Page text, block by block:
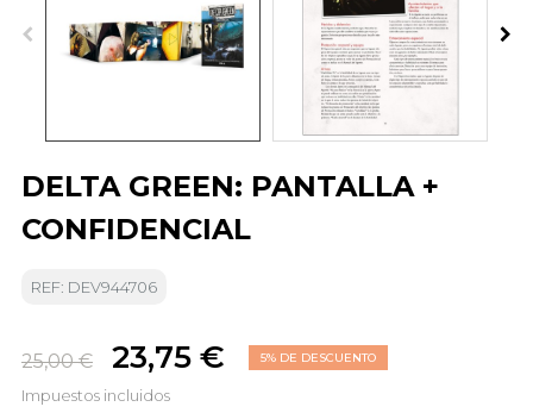
DELTA GREEN: PANTALLA +
CONFIDENCIAL
REF: DEV944706
25,00 € 23,75 € 5% DE DESCUENTO
Impuestos incluidos